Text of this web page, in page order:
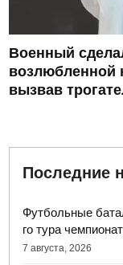
Военный
возлюбленной
вызвав
Последние
Футбольные
го тура
7 августа, 2026